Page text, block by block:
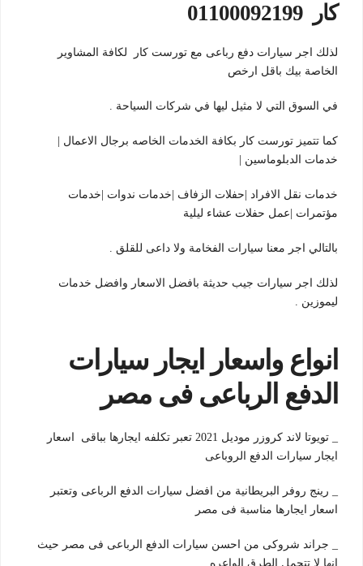
كار 01100092199
لذلك اجر سيارات دفع رباعى مع تورست كار لكافة المشاوير
الخاصة بيك باقل ارخص
في السوق التي لا مثيل ليها في شركات السياحة .
كما تتميز تورست كار بكافة الخدمات الخاصه برجال الاعمال |
خدمات الدبلوماسين |
خدمات نقل الافراد |حفلات الزفاف |خدمات ندوات |خدمات
مؤتمرات |عمل حفلات عشاء ليلية
بالتالي اجر معنا سيارات الفخامة ولا داعى للقلق .
لذلك اجر سيارات جيب حديثة بافضل الاسعار وافضل خدمات
ليموزين .
انواع واسعار ايجار سيارات
الدفع الرباعى فى مصر
_ تويوتا لاند كروزر موديل 2021 تعبر تكلفه ايجارها بباقى اسعار
ايجار سيارات الدفع الروباعى
_ رينج روفر البريطانية من افضل سيارات الدفع الرباعى وتعتبر
اسعار ايجارها مناسبة فى مصر
_ جراند شروكى من احسن سيارات الدفع الرباعى فى مصر حيث
انها لا تتحمل الطرق الواعره